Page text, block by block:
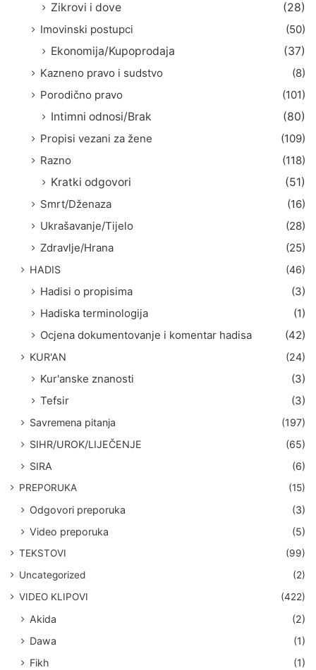
Zikrovi i dove
(28)
Imovinski postupci
(50)
Ekonomija/Kupoprodaja
(37)
Kazneno pravo i sudstvo
(8)
Porodično pravo
(101)
Intimni odnosi/Brak
(80)
Propisi vezani za žene
(109)
Razno
(118)
Kratki odgovori
(51)
Smrt/Dženaza
(16)
Ukrašavanje/Tijelo
(28)
Zdravlje/Hrana
(25)
HADIS (46)
Hadisi o propisima
(3)
Hadiska terminologija
(1)
Ocjena dokumentovanje i komentar hadisa
(42)
KUR'AN (24)
Kur'anske znanosti
(3)
Tefsir
(3)
Savremena pitanja
(197)
SIHR/UROK/LIJEČENJE
(65)
SIRA
(6)
PREPORUKA (15)
Odgovori preporuka
(3)
Video preporuka
(5)
TEKSTOVI
(99)
Uncategorized
(2)
VIDEO KLIPOVI
(422)
Akida
(2)
Dawa
(1)
Fikh
(1)